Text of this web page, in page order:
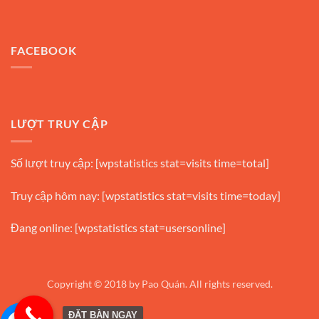
FACEBOOK
LƯỢT TRUY CẬP
Số lượt truy cập: [wpstatistics stat=visits time=total]
Truy cập hôm nay: [wpstatistics stat=visits time=today]
Đang online: [wpstatistics stat=usersonline]
Copyright © 2018 by Pao Quán. All rights reserved.
ĐẶT BÀN NGAY